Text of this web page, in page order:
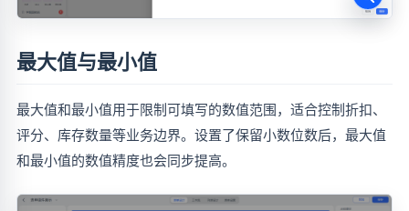
最大值与最小值
最大值和最小值用于限制可填写的数值范围，适合控制折扣、
评分、库存数量等业务边界。设置了保留小数位数后，最大值
和最小值的数值精度也会同步提高。